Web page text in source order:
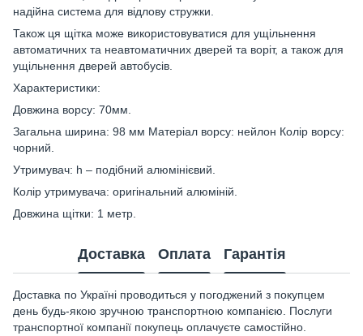
надійна система для відлову стружки.
Також ця щітка може використовуватися для ущільнення
автоматичних та неавтоматичних дверей та воріт, а також для
ущільнення дверей автобусів.
Характеристики:
Довжина ворсу: 70мм.
Загальна ширина: 98 мм Матеріал ворсу: нейлон Колір ворсу:
чорний.
Утримувач: h – подібний алюмінієвий.
Колір утримувача: оригінальний алюміній.
Довжина щітки: 1 метр.
Доставка Оплата Гарантія
Доставка по Україні проводиться у погоджений з покупцем
день будь-якою зручною транспортною компанією. Послуги
транспортної компанії покупець оплачуєте самостійно.